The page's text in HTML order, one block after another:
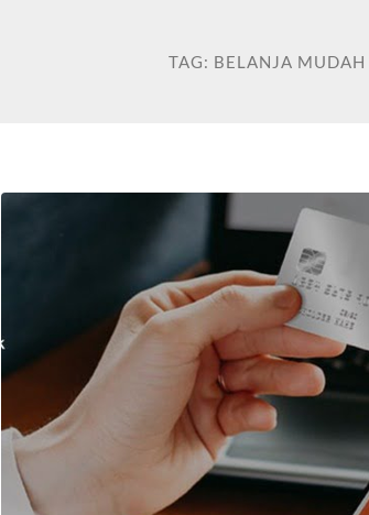
TAG: BELANJA